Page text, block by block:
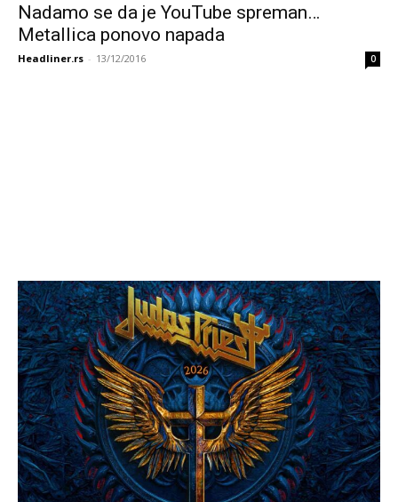
Nadamo se da je YouTube spreman…
Metallica ponovo napada
Headliner.rs - 13/12/2016 0